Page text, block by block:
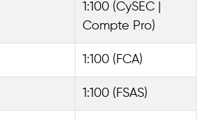
1:100 (CySEC |
Compte Pro)
1:100 (FCA)
1:100 (FSAS)